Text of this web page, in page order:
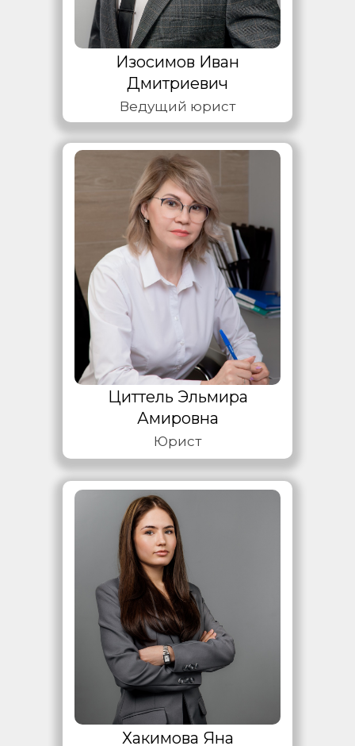
Ведущий юрист
Изосимов Иван
Дмитриевич
Юрист
Циттель Эльмира
Амировна
Хакимова Яна